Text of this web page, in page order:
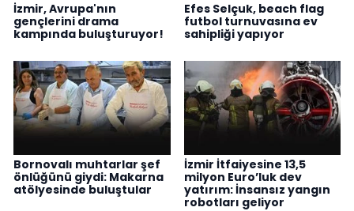
İzmir, Avrupa'nın
gençlerini drama
kampında buluşturuyor!
Efes Selçuk, beach flag
futbol turnuvasına ev
sahipliği yapıyor
Bornovalı muhtarlar şef
önlüğünü giydi: Makarna
atölyesinde buluştular
İzmir İtfaiyesine 13,5
milyon Euro’luk dev
yatırım: İnsansız yangın
robotları geliyor